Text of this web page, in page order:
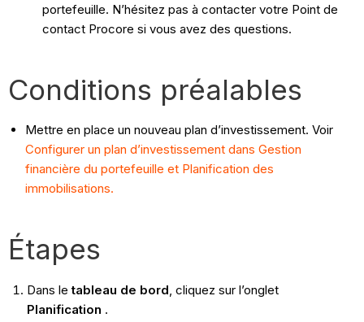
portefeuille. N’hésitez pas à contacter votre Point de
contact Procore si vous avez des questions.
Conditions préalables
Mettre en place un nouveau plan d’investissement. Voir
Configurer un plan d’investissement dans Gestion
financière du portefeuille et Planification des
immobilisations.
Étapes
Dans letableau de bord , cliquez sur l’onglet
Planification .